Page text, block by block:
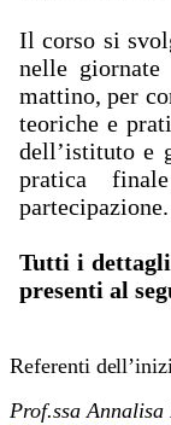
Il corso si
nelle
mattino, per
teoriche e
dell’istituto e
pratica
partecipazione.
Tutti i dettagli
presenti al
Referenti
Prof.ssa Annalisa